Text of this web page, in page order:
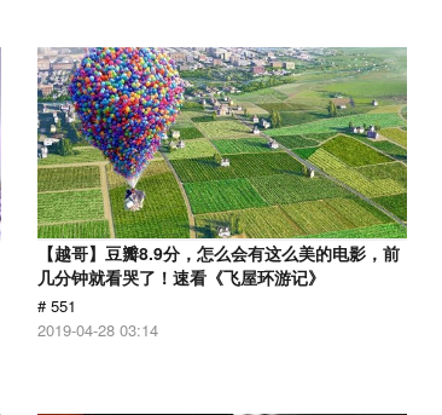
【越哥】豆瓣8.9分，怎么会有这么美的电影，前
几分钟就看哭了！速看《飞屋环游记》
# 551
2019-04-28 03:14